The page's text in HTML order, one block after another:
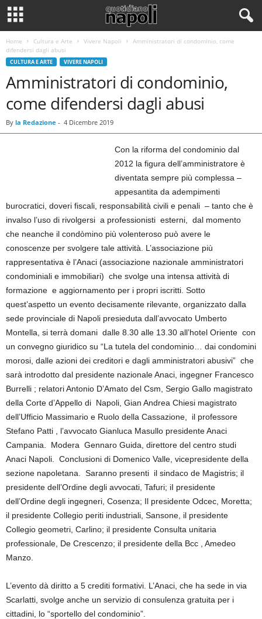
Home Cultura e Arte Vivere Napoli
Amministratori di condominio, come
difendersi dagli abusi
CULTURA E ARTE VIVERE NAPOLI
Amministratori di condominio,
come difendersi dagli abusi
By la Redazione - 4 Dicembre 2019
Con la riforma del condominio dal
2012 la figura dell’amministratore è
diventata sempre più complessa –
appesantita da adempimenti
burocratici, doveri fiscali, responsabilità civili e penali – tanto che è
invalso l’uso di rivolgersi a professionisti esterni, dal momento
che neanche il condòmino più volenteroso può avere le
conoscenze per svolgere tale attività. L’associazione più
rappresentativa è l’Anaci (associazione nazionale amministratori
condominiali e immobiliari) che svolge una intensa attività di
formazione e aggiornamento per i propri iscritti. Sotto
quest’aspetto un evento decisamente rilevante, organizzato dalla
sede provinciale di Napoli presieduta dall’avvocato Umberto
Montella, si terrà domani dalle 8.30 alle 13.30 all’hotel Oriente con
un convegno giuridico su “La tutela del condominio… dai condomini
morosi, dalle azioni dei creditori e dagli amministratori abusivi” che
sarà introdotto dal presidente nazionale Anaci, ingegner Francesco
Burrelli ; relatori Antonio D’Amato del Csm, Sergio Gallo magistrato
della Corte d’Appello di Napoli, Gian Andrea Chiesi magistrato
dell’Ufficio Massimario e Ruolo della Cassazione, il professore
Stefano Patti , l’avvocato Gianluca Masullo presidente Anaci
Campania. Modera Gennaro Guida, direttore del centro studi
Anaci Napoli. Conclusioni di Domenico Valle, vicepresidente della
sezione napoletana. Saranno presenti il sindaco de Magistris; il
presidente dell’Ordine degli avvocati, Tafuri; iI presidente
dell’Ordine degli ingegneri, Cosenza; Il presidente Odcec, Moretta;
il presidente Collegio periti industriali, Sansone, il presidente
Collegio geometri, Carlino; il presidente Consulta unitaria
professionale, De Crescenzo; il presidente della Bcc , Amedeo
Manzo.
L’evento dà diritto a 5 crediti formativi. L’Anaci, che ha sede in via
Scarlatti, svolge anche un servizio di consulenza gratuita per i
cittadini, lo “sportello del condominio”.